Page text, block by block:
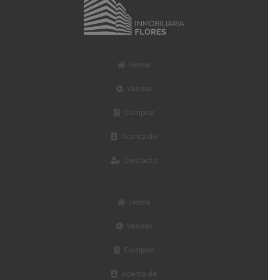
Home
Vender
Comprar
Acerca de
Contacto
Home
Vender
Comprar
Acerca de